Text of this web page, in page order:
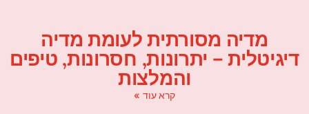
מדיה מסורתית לעומת מדיה
דיגיטלית – יתרונות, חסרונות, טיפים
והמלצות
קרא עוד »